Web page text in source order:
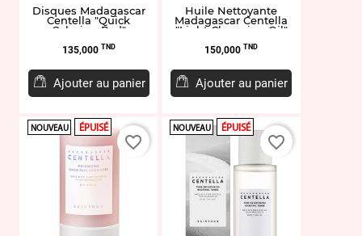
Disques Madagascar
Centella "Quick
Calming Pad"
Prix
135,000 TND
Ajouter au panier
Huile Nettoyante
Madagascar Centella
"Light Cleansing Oil"
Prix
150,000 TND
Ajouter au panier
NOUVEAU ÉPUISÉ
favorite_border
NOUVEAU ÉPUISÉ
favorite_border